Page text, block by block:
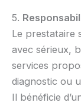
5.
Le prestataire
avec sérieux,
services
diagnostic ou
Il bénéficie